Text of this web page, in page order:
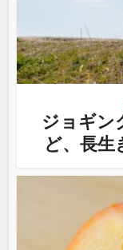
ジョギン
ど、長生